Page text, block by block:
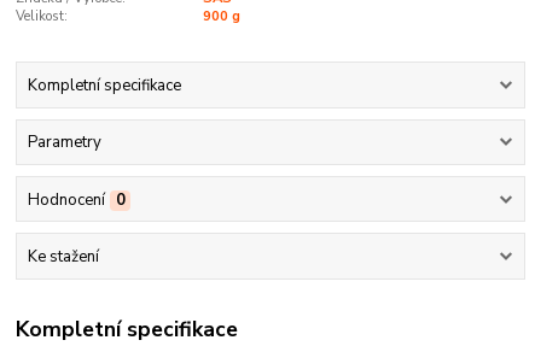
Velikost:
900 g
Kompletní specifikace
Parametry
Hodnocení 0
Ke stažení
Kompletní specifikace